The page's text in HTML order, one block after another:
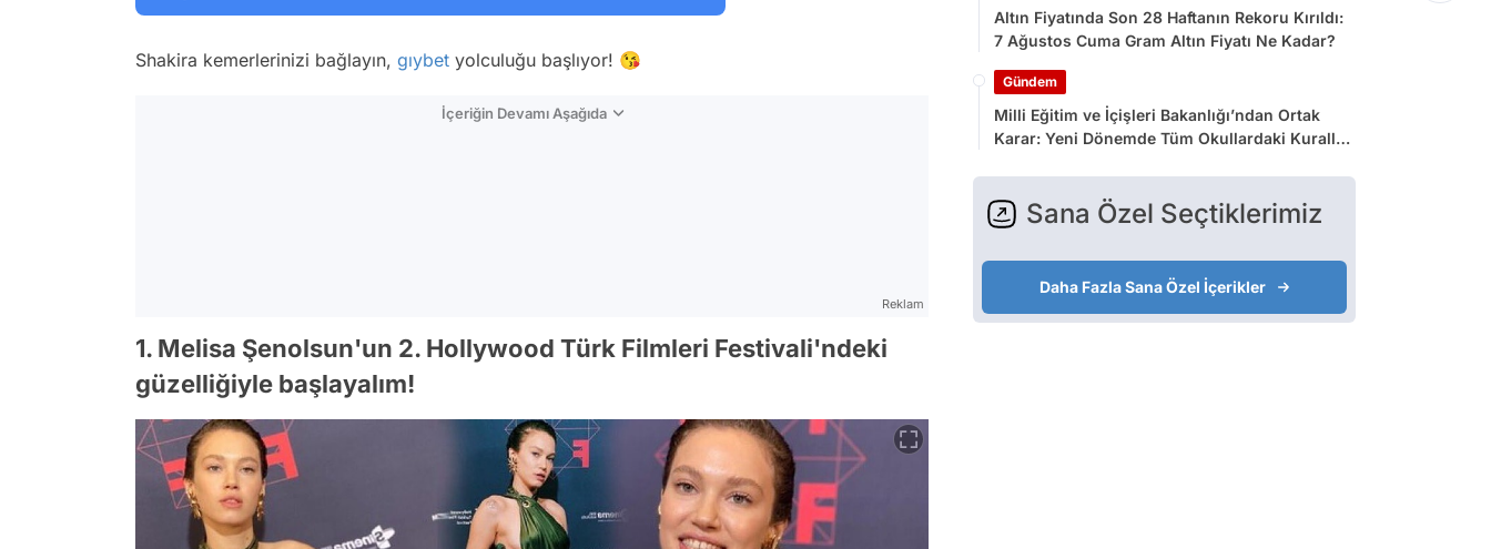
Shakira kemerlerinizi bağlayın, gıybet yolculuğu başlıyor! 😘
İçeriğin Devamı Aşağıda
Reklam
1. Melisa Şenolsun'un 2. Hollywood Türk Filmleri Festivali'ndeki
güzelliğiyle başlayalım!
Altın Fiyatında Son 28 Haftanın Rekoru Kırıldı:
7 Ağustos Cuma Gram Altın Fiyatı Ne Kadar?
Gündem
Milli Eğitim ve İçişleri Bakanlığı’ndan Ortak
Karar: Yeni Dönemde Tüm Okullardaki Kurallar
Sana Özel Seçtiklerimiz
Daha Fazla Sana Özel İçerikler